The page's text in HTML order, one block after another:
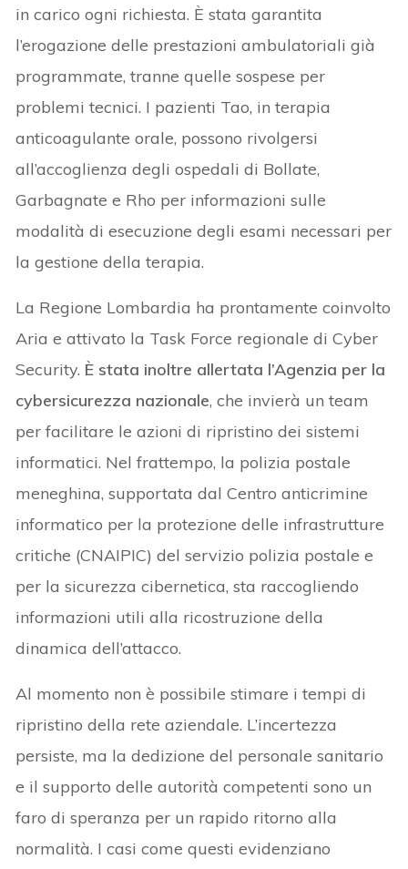
in carico ogni richiesta. È stata garantita
l’erogazione delle prestazioni ambulatoriali già
programmate, tranne quelle sospese per
problemi tecnici. I pazienti Tao, in terapia
anticoagulante orale, possono rivolgersi
all’accoglienza degli ospedali di Bollate,
Garbagnate e Rho per informazioni sulle
modalità di esecuzione degli esami necessari per
la gestione della terapia.
La Regione Lombardia ha prontamente coinvolto
Aria e attivato la Task Force regionale di Cyber
Security. È stata inoltre allertata l’Agenzia per la
cybersicurezza nazionale, che invierà un team
per facilitare le azioni di ripristino dei sistemi
informatici. Nel frattempo, la polizia postale
meneghina, supportata dal Centro anticrimine
informatico per la protezione delle infrastrutture
critiche (CNAIPIC) del servizio polizia postale e
per la sicurezza cibernetica, sta raccogliendo
informazioni utili alla ricostruzione della
dinamica dell’attacco.
Al momento non è possibile stimare i tempi di
ripristino della rete aziendale. L’incertezza
persiste, ma la dedizione del personale sanitario
e il supporto delle autorità competenti sono un
faro di speranza per un rapido ritorno alla
normalità. I casi come questi evidenziano